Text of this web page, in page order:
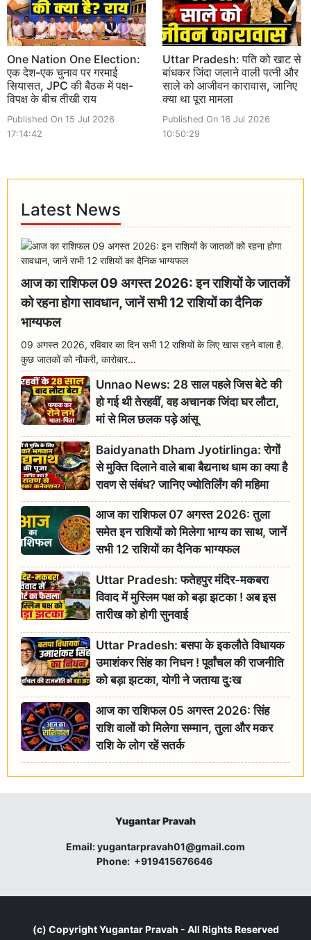
One Nation One Election:
एक देश-एक चुनाव पर गरमाई
सियासत, JPC की बैठक में पक्ष-
विपक्ष के बीच तीखी राय
Published On 15 Jul 2026
17:14:42
Uttar Pradesh: पति को खाट से
बांधकर जिंदा जलाने वाली पत्नी और
साले को आजीवन कारावास, जानिए
क्या था पूरा मामला
Published On 16 Jul 2026
10:50:29
Latest News
आज का राशिफल 09 अगस्त 2026: इन राशियों के जातकों
को रहना होगा सावधान, जानें सभी 12 राशियों का दैनिक
भाग्यफल
09 अगस्त 2026, रविवार का दिन सभी 12 राशियों के लिए खास रहने वाला है.
कुछ जातकों को नौकरी, कारोबार...
Unnao News: 28 साल पहले जिस बेटे की
हो गई थी तेरहवीं, वह अचानक जिंदा घर लौटा,
मां से मिल छलक पड़े आंसू
Baidyanath Dham Jyotirlinga: रोगों
से मुक्ति दिलाने वाले बाबा बैद्यनाथ धाम का क्या है
रावण से संबंध? जानिए ज्योतिर्लिंग की महिमा
आज का राशिफल 07 अगस्त 2026: तुला
समेत इन राशियों को मिलेगा भाग्य का साथ, जानें
सभी 12 राशियों का दैनिक भाग्यफल
Uttar Pradesh: फतेहपुर मंदिर-मकबरा
विवाद में मुस्लिम पक्ष को बड़ा झटका ! अब इस
तारीख को होगी सुनवाई
Uttar Pradesh: बसपा के इकलौते विधायक
उमाशंकर सिंह का निधन ! पूर्वांचल की राजनीति
को बड़ा झटका, योगी ने जताया दुःख
आज का राशिफल 05 अगस्त 2026: सिंह
राशि वालों को मिलेगा सम्मान, तुला और मकर
राशि के लोग रहें सतर्क
Yugantar Pravah
Email:yugantarpravah01@gmail.com
Phone: +919415676646
(c) CopyrightYugantar Pravah - All Rights Reserved